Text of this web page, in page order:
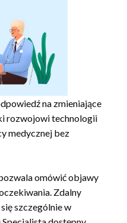
na zmieniające
rozwojowi technologii
medycznej bez
omówić objawy
Zdalny
szczególnie w